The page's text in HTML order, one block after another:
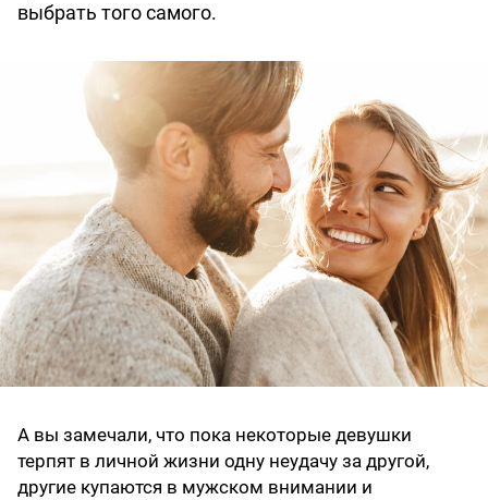
выбрать того самого.
А вы замечали, что пока некоторые девушки
терпят в личной жизни одну неудачу за другой,
другие купаются в мужском внимании и